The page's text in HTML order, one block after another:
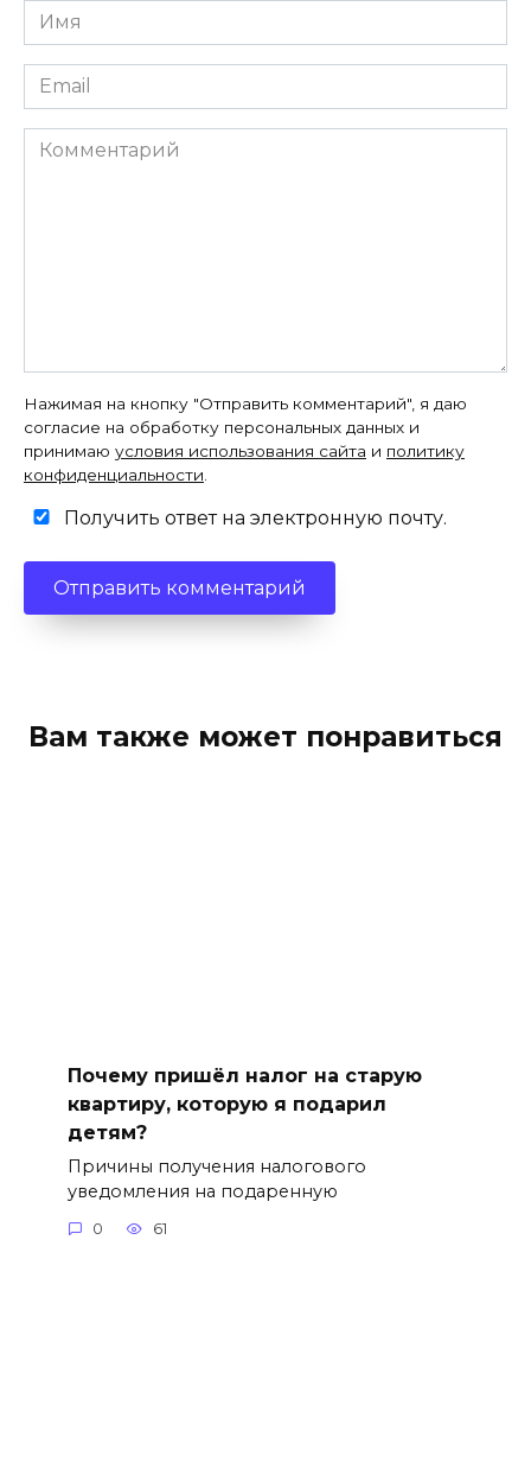
Имя
*
Email
*
Комментарий
Нажимая на кнопку "Отправить комментарий", я даю
согласие на обработку персональных данных и
принимаю условия использования сайта и политику
конфиденциальности
Получить ответ на электронную почту.
Вам также может понравиться
Почему пришёл налог на старую
квартиру, которую я подарил
детям?
Причины получения налогового
уведомления на подаренную
0 61